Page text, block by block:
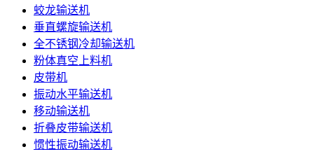
蛟龙输送机
垂直螺旋输送机
全不锈钢冷却输送机
粉体真空上料机
皮带机
振动水平输送机
移动输送机
折叠皮带输送机
惯性振动输送机